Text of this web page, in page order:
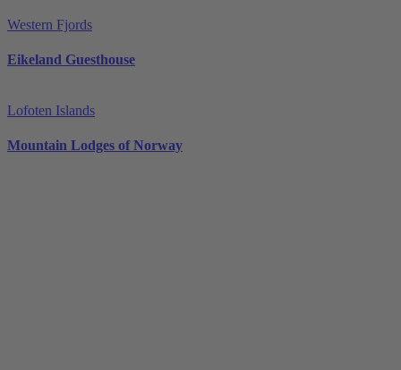
Western Fjords
Eikeland Guesthouse
Lofoten Islands
Mountain Lodges of Norway